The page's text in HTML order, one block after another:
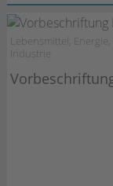
Lebensmittel,
Industrie